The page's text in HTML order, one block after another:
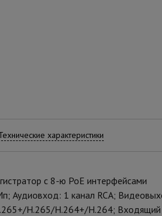
характеристики
c 8-ю PoE интерфейсами
Аудиовход: 1 канал RCA;
H.265/H.264+/H.264;